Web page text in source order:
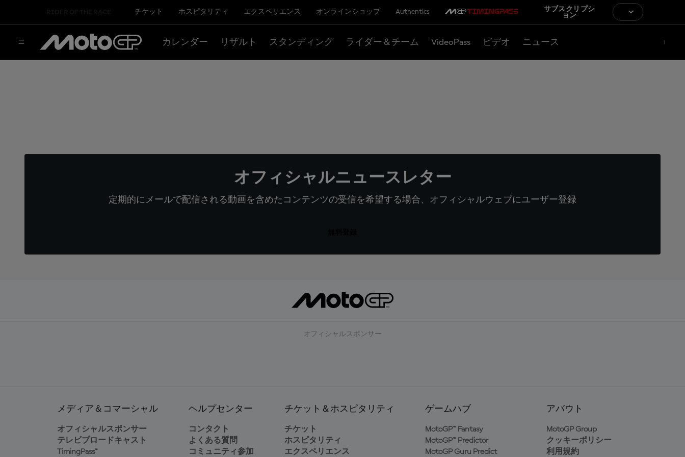
チケット ホスピタリティ エクスペリエンス オンラインショップ Authentics
サブスクリプシ
ョン
カレンダー リザルト スタンディング ライダー＆チーム VideoPass ビデオ ニュース
オフィシャルニュースレター
定期的にメールで配信される動画を含めたコンテンツの受信を希望する場合、オフィシャルウェブにユーザー登録
オフィシャルスポンサー
メディア＆コマーシャル
オフィシャルスポンサー
テレビブロードキャスト
TimingPass™
ヘルプセンター
コンタクト
よくある質問
コミュニティ参加
チケット＆ホスピタリティ
チケット
ホスピタリティ
エクスペリエンス
ゲームハブ
MotoGP™ Fantasy
MotoGP™ Predictor
MotoGP Guru Predict
アバウト
MotoGP Group
クッキーポリシー
利用規約